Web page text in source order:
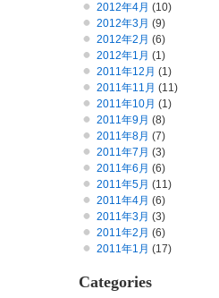
2012年4月 (10)
2012年3月 (9)
2012年2月 (6)
2012年1月 (1)
2011年12月 (1)
2011年11月 (11)
2011年10月 (1)
2011年9月 (8)
2011年8月 (7)
2011年7月 (3)
2011年6月 (6)
2011年5月 (11)
2011年4月 (6)
2011年3月 (3)
2011年2月 (6)
2011年1月 (17)
Categories